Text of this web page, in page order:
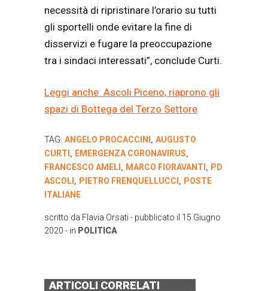
necessità di ripristinare l’orario su tutti
gli sportelli onde evitare la fine di
disservizi e fugare la preoccupazione
tra i sindaci interessati”, conclude Curti.
Leggi anche: Ascoli Piceno, riaprono gli
spazi di Bottega del Terzo Settore
TAG: ANGELO PROCACCINI
AUGUSTO
CURTI
EMERGENZA CORONAVIRUS
FRANCESCO AMELI MARCO FIORAVANTI
PD
ASCOLI
PIETRO FRENQUELLUCCI
POSTE
ITALIANE
scritto da Flavia Orsati - pubblicato il 15 Giugno
2020 - in POLITICA
ARTICOLI CORRELATI